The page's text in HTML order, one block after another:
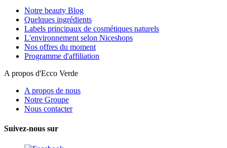
Notre beauty Blog
Quelques ingrédients
Labels principaux de cosmétiques naturels
L'environnement selon Niceshops
Nos offres du moment
Programme d'affiliation
A propos d'Ecco Verde
A propos de nous
Notre Groupe
Nous contacter
Suivez-nous sur